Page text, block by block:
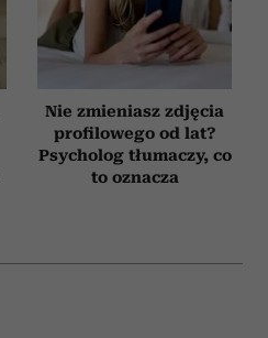
Nie zmieniasz zdjęcia
profilowego od lat?
Psycholog tłumaczy, co
to oznacza